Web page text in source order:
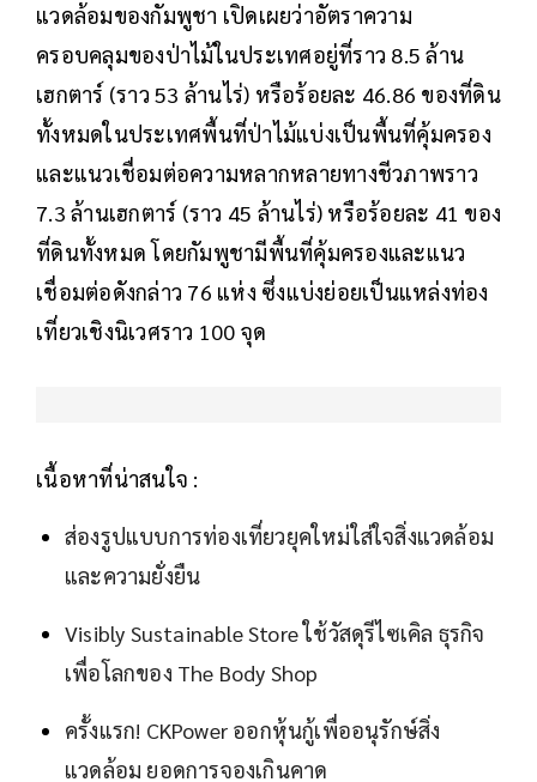
แวดล้อมของกัมพูชา เปิดเผยว่าอัตราความ
ครอบคลุมของป่าไม้ในประเทศอยู่ที่ราว 8.5 ล้าน
เฮกตาร์ (ราว 53 ล้านไร่) หรือร้อยละ 46.86 ของที่ดิน
ทั้งหมดในประเทศพื้นที่ป่าไม้แบ่งเป็นพื้นที่คุ้มครอง
และแนวเชื่อมต่อความหลากหลายทางชีวภาพราว
7.3 ล้านเฮกตาร์ (ราว 45 ล้านไร่) หรือร้อยละ 41 ของ
ที่ดินทั้งหมด โดยกัมพูชามีพื้นที่คุ้มครองและแนว
เชื่อมต่อดังกล่าว 76 แห่ง ซึ่งแบ่งย่อยเป็นแหล่งท่อง
เที่ยวเชิงนิเวศราว 100 จุด
เนื้อหาที่น่าสนใจ :
ส่องรูปแบบการท่องเที่ยวยุคใหม่ใส่ใจสิ่งแวดล้อม
และความยั่งยืน
Visibly Sustainable Store ใช้วัสดุรีไซเคิล ธุรกิจ
เพื่อโลกของ The Body Shop
ครั้งแรก! CKPower ออกหุ้นกู้เพื่ออนุรักษ์สิ่ง
แวดล้อม ยอดการจองเกินคาด